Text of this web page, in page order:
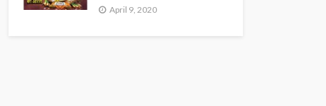
April 9, 2020